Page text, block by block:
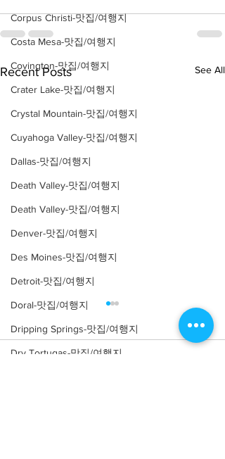
Corpus Christi-맛집/여행지
Costa Mesa-맛집/여행지
Covington-맛집/여행지
Crater Lake-맛집/여행지
Crystal Mountain-맛집/여행지
Cuyahoga Valley-맛집/여행지
Dallas-맛집/여행지
Death Valley-맛집/여행지
Death Valley-맛집/여행지
Denver-맛집/여행지
Des Moines-맛집/여행지
Detroit-맛집/여행지
Doral-맛집/여행지
Dripping Springs-맛집/여행지
Dry Tortugas-맛집/여행지
Recent Posts See All